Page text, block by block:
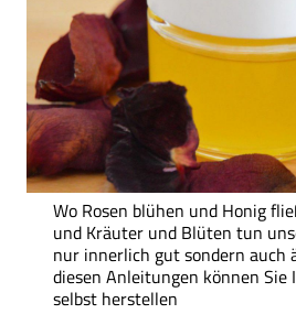
Wo Rosen blühen und Honig
und Kräuter und Blüten tun
nur innerlich gut sondern auch
diesen Anleitungen können
selbst herstellen